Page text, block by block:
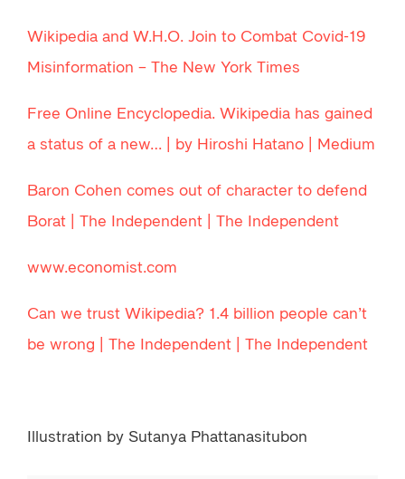
Wikipedia and W.H.O. Join to Combat Covid-19
Misinformation – The New York Times
Free Online Encyclopedia. Wikipedia has gained
a status of a new… | by Hiroshi Hatano | Medium
Baron Cohen comes out of character to defend
Borat | The Independent | The Independent
www.economist.com
Can we trust Wikipedia? 1.4 billion people can’t
be wrong | The Independent | The Independent
Illustration by Sutanya Phattanasitubon